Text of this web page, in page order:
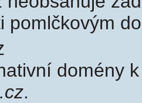
pomlčkovým
domény
.